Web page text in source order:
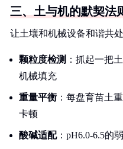
三、土与机的默契法
让土壤和机械设备和谐共处
颗粒度检测 ：抓起一把
机械填充
重量平衡 ：每盘育苗土
卡顿
酸碱适配：pH6.0-6.5的